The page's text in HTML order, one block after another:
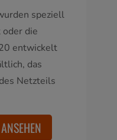
speziell
die
entwickelt
das
Netzteils